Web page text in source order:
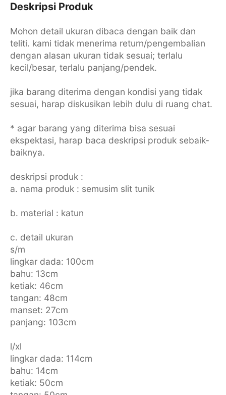
Deskripsi Produk
Mohon detail ukuran dibaca dengan baik dan
teliti. kami tidak menerima return/pengembalian
dengan alasan ukuran tidak sesuai; terlalu
kecil/besar, terlalu panjang/pendek.
jika barang diterima dengan kondisi yang tidak
sesuai, harap diskusikan lebih dulu di ruang chat.
* agar barang yang diterima bisa sesuai
ekspektasi, harap baca deskripsi produk sebaik-
baiknya.
deskripsi produk :
a. nama produk : semusim slit tunik
b. material : katun
c. detail ukuran
s/m
lingkar dada: 100cm
bahu: 13cm
ketiak: 46cm
tangan: 48cm
manset: 27cm
panjang: 103cm
l/x l
lingkar dada: 114cm
bahu: 14cm
ketiak: 50cm